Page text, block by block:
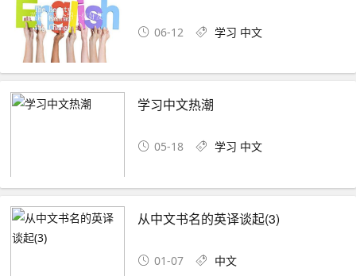
06-12 学习 中文
学习中文热潮
05-18 学习 中文
从中文书名的英译谈起(3)
01-07 中文